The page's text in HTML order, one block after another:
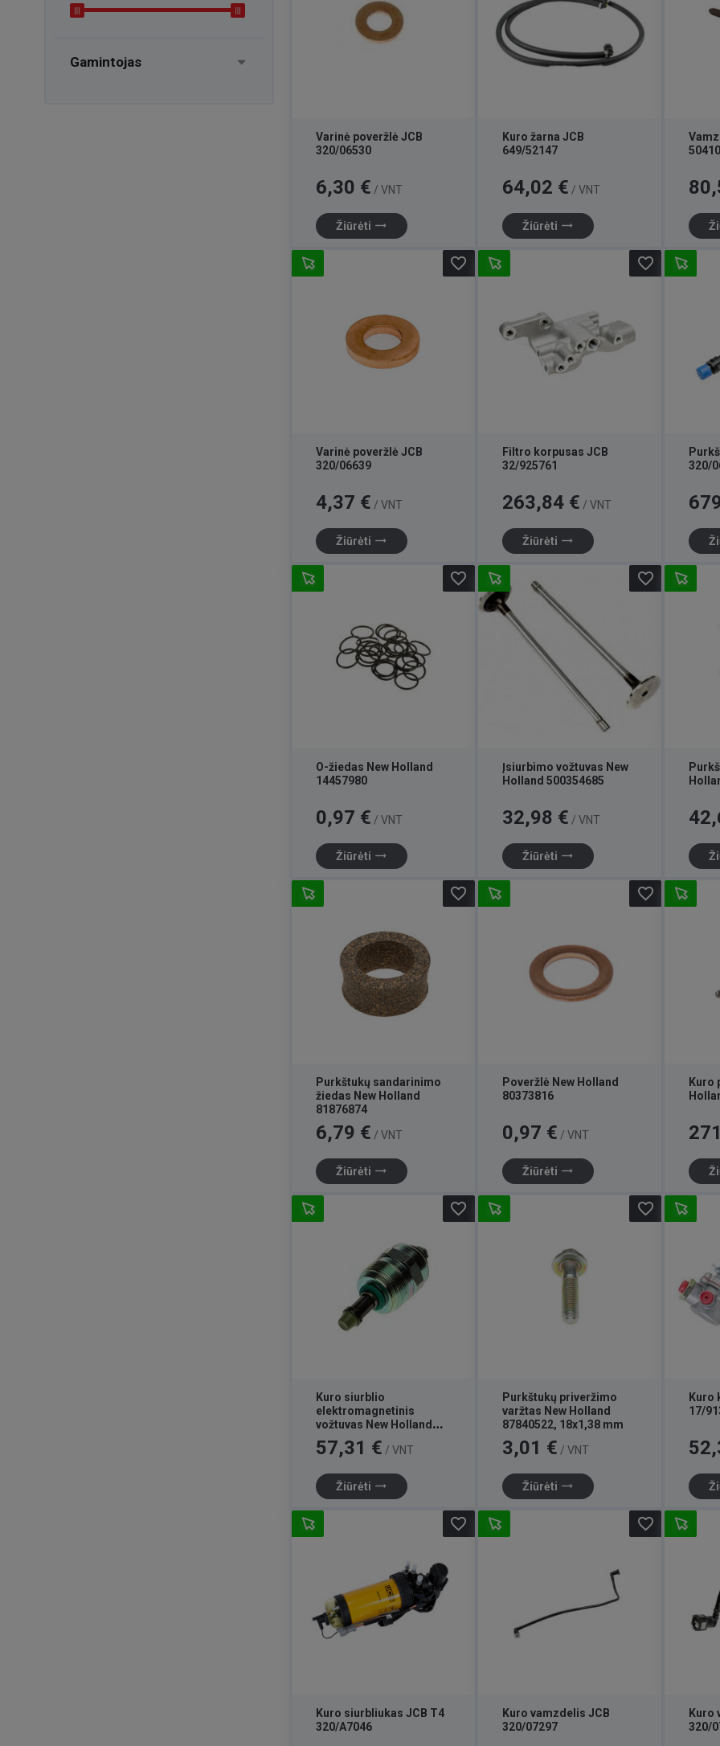
Gamintojas
Varinė poveržlė JCB
320/06530
Kaina
6,30 € / VNT
Žiūrėti trending_flat
Kuro žarna JCB
649/52147
Kaina
64,02 € / VNT
Žiūrėti trending_flat
Kaina
Varinė poveržlė JCB
320/06639
Kaina
4,37 € / VNT
Žiūrėti trending_flat
favorite_border
Filtro korpusas JCB
32/925761
Kaina
263,84 € / VNT
Žiūrėti trending_flat
favorite_border
320/
Kaina
O-žiedas New Holland
14457980
Kaina
0,97 € / VNT
Žiūrėti trending_flat
favorite_border
Įsiurbimo vožtuvas New
Holland 500354685
Kaina
32,98 € / VNT
Žiūrėti trending_flat
favorite_border
Kaina
Purkštukų sandarinimo
žiedas New Holland
81876874
Kaina
6,79 € / VNT
Žiūrėti trending_flat
favorite_border
Poveržlė New Holland
80373816
Kaina
0,97 € / VNT
Žiūrėti trending_flat
favorite_border
Kuro
Kaina
Kuro siurblio
elektromagnetinis
vožtuvas New Holland
8190393
Kaina
57,31 € / VNT
Žiūrėti trending_flat
favorite_border
Purkštukų priveržimo
varžtas New Holland
87840522, 18x1,38 mm
Kaina
3,01 € / VNT
Žiūrėti trending_flat
favorite_border
Kuro
17/
Kaina
Kuro siurbliukas JCB T4
320/A7046
favorite_border
Kuro vamzdelis JCB
320/07297
favorite_border
Kuro
320/